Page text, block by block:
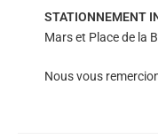
STATIONNEMENT
Mars et Place de la
Nous vous